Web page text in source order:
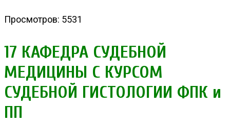
Просмотров: 5531
17 КАФЕДРА СУДЕБНОЙ
МЕДИЦИНЫ С КУРСОМ
СУДЕБНОЙ ГИСТОЛОГИИ ФПК и
ПП